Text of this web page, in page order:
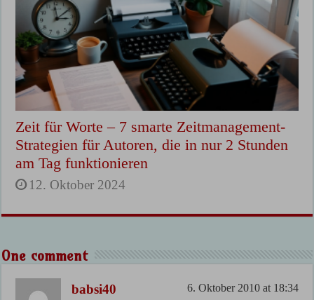
Zeit für Worte – 7 smarte Zeitmanagement-
Strategien für Autoren, die in nur 2 Stunden
am Tag funktionieren
12. Oktober 2024
One comment
babsi40 6. Oktober 2010 at 18:34